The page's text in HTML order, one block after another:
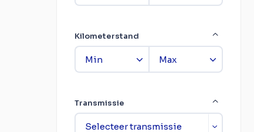
Kilometerstand
Transmissie